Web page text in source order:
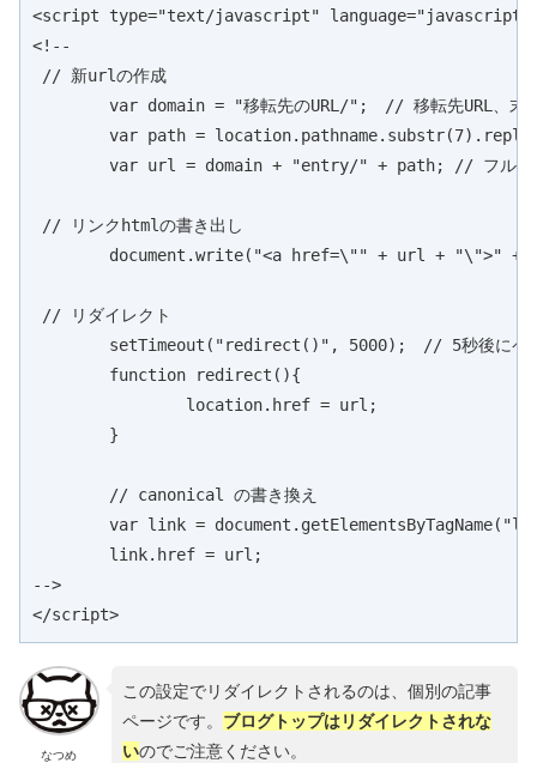
<script type="text/javascript"
<!--
// 新urlの作成
// リンクhtmlの書き出し
// リダイレクト
-->
</script>
なつめ
この設定でリダイレクトされるのは、個別の記事
ページです。 ブログトップはリダイレクトされな
いのでご注意ください。